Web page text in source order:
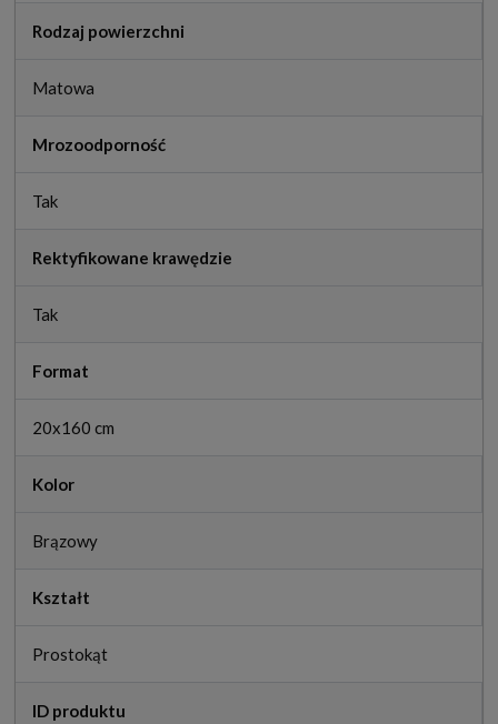
Rodzaj powierzchni
Matowa
Mrozoodporność
Tak
Rektyfikowane krawędzie
Tak
Format
20x160 cm
Kolor
Brązowy
Kształt
Prostokąt
ID produktu